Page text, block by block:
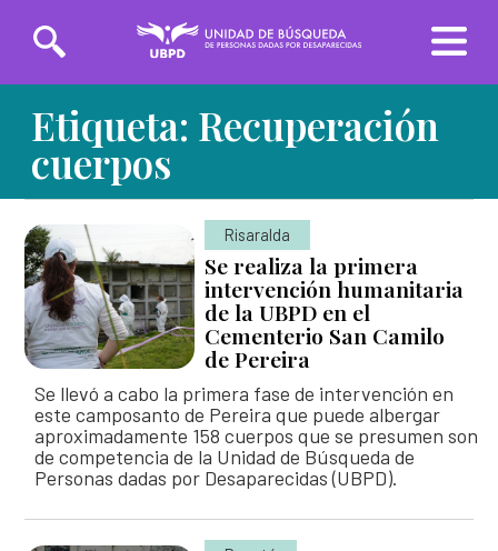
contenido
Solicitudes de búsqueda
Entrega de información
Línea Nacional
01 8000-162
226
3162783918
INICIO
SOBRE LA UBPD
Misión y visión
Directora general
Organigrama y directorio
Glosario de la búsqueda
Abecé de la Unidad de Búsqueda
TRANSPARENCIA
SERVICIO AL CIUDADANO
Sedes de la Unidad de Búsqueda
PARTICIPA
Descripción general
ASÍ BUSCAMOS
Etiqueta: Recuperación
cuerpos
Risaralda
Se realiza la primera
intervención humanitaria
de la UBPD en el
Cementerio San Camilo
de Pereira
Se llevó a cabo la primera fase de intervención en
este camposanto de Pereira que puede albergar
aproximadamente 158 cuerpos que se presumen son
de competencia de la Unidad de Búsqueda de
Personas dadas por Desaparecidas (UBPD).